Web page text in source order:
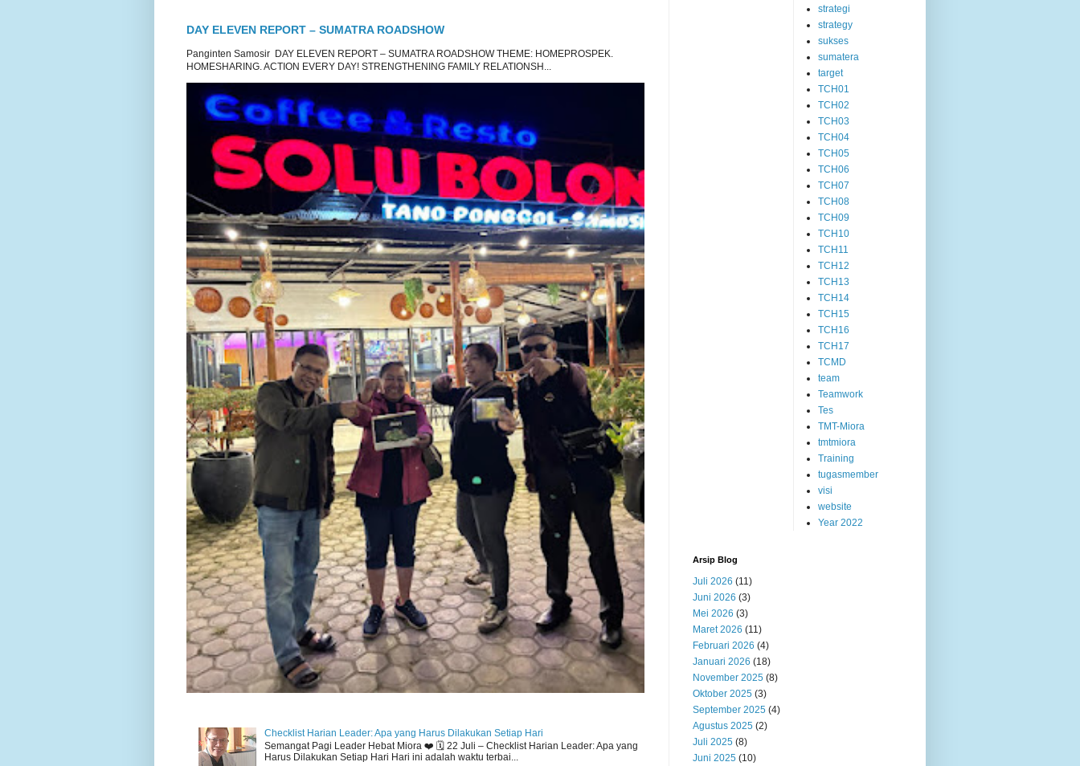
DAY ELEVEN REPORT – SUMATRA ROADSHOW
Panginten Samosir DAY ELEVEN REPORT – SUMATRA ROADSHOW THEME: HOMEPROSPEK.
HOMESHARING. ACTION EVERY DAY! STRENGTHENING FAMILY RELATIONSH...
Checklist Harian Leader: Apa yang Harus Dilakukan Setiap Hari
Semangat Pagi Leader Hebat Miora ❤️ 🗓️ 22 Juli – Checklist Harian Leader: Apa yang
Harus Dilakukan Setiap Hari Hari ini adalah waktu terbai...
strategi
strategy
sukses
sumatera
target
TCH01
TCH02
TCH03
TCH04
TCH05
TCH06
TCH07
TCH08
TCH09
TCH10
TCH11
TCH12
TCH13
TCH14
TCH15
TCH16
TCH17
TCMD
team
Teamwork
Tes
TMT-Miora
tmtmiora
Training
tugasmember
visi
website
Year 2022
Arsip Blog
Juli 2026 (11)
Juni 2026 (3)
Mei 2026 (3)
Maret 2026 (11)
Februari 2026 (4)
Januari 2026 (18)
November 2025 (8)
Oktober 2025 (3)
September 2025 (4)
Agustus 2025 (2)
Juli 2025 (8)
Juni 2025 (10)